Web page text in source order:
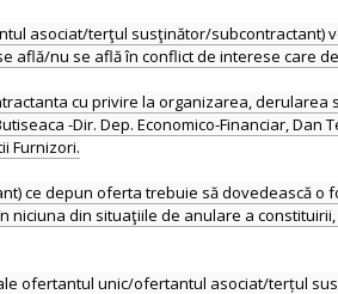
asociat/terţul susţinător/subcontractant)
află/nu se află în conflict de interese care
cu privire la organizarea,
-Dir. Dep. Economico-Financiar,
Furnizori.
depun oferta trebuie să dovedească o
din situaţiile de anulare a
ofertantul unic/ofertantul asociat/terțul